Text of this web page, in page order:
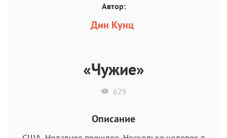
Автор:
Дин Кунц
«Чужие»
629
Описание